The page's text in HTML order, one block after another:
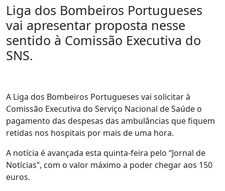
Liga dos Bombeiros Portugueses
vai apresentar proposta nesse
sentido à Comissão Executiva do
SNS.
A Liga dos Bombeiros Portugueses vai solicitar à
Comissão Executiva do Serviço Nacional de Saúde o
pagamento das despesas das ambulâncias que fiquem
retidas nos hospitais por mais de uma hora.
A notícia é avançada esta quinta-feira pelo “Jornal de
Notícias”, com o valor máximo a poder chegar aos 150
euros.